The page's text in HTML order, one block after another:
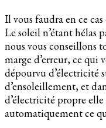
Il vous faudra en ce
Le soleil n’étant hélas
nous vous conseillons
marge d’erreur, ce qui
dépourvu d’électricité
d’ensoleillement, et
d’électricité propre
automatiquement ce